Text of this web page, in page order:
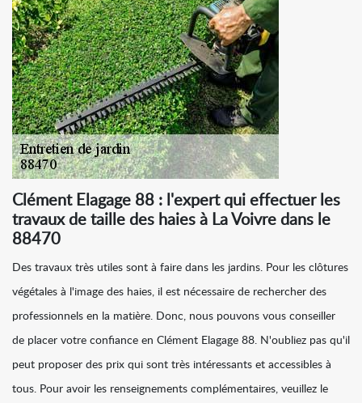
Clément Elagage 88 : l'expert qui effectuer les
travaux de taille des haies à La Voivre dans le
88470
Des travaux très utiles sont à faire dans les jardins. Pour les clôtures
végétales à l'image des haies, il est nécessaire de rechercher des
professionnels en la matière. Donc, nous pouvons vous conseiller
de placer votre confiance en Clément Elagage 88. N'oubliez pas qu'il
peut proposer des prix qui sont très intéressants et accessibles à
tous. Pour avoir les renseignements complémentaires, veuillez le